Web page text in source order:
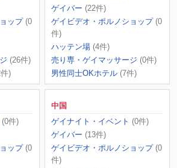
ップ (0
(26件)
)
ゲイバー (22件)
ゲイビデオ・ポルノショップ (0
件)
ハッテン場 (4件)
売り専・ゲイマッサージ (0件)
男性同士OKホテル (7件)
(0件)
ップ (0
中国
ゲイナイト・イベント (0件)
ゲイバー (13件)
ゲイビデオ・ポルノショップ (0
件)